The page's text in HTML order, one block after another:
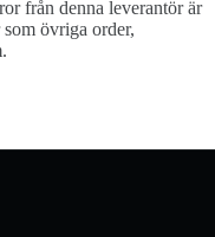
från denna leverantör är
övriga order,